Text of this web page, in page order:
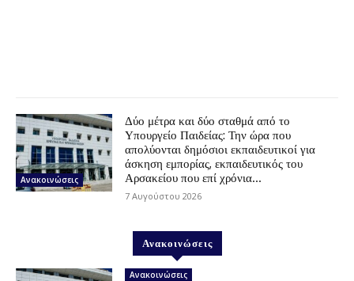
Ανακοινώσεις
Δύο μέτρα και δύο σταθμά από το
Υπουργείο Παιδείας: Την ώρα που
απολύονται δημόσιοι εκπαιδευτικοί για
άσκηση εμπορίας, εκπαιδευτικός του
Αρσακείου που επί χρόνια...
7 Αυγούστου 2026
Ανακοινώσεις
Ανακοινώσεις